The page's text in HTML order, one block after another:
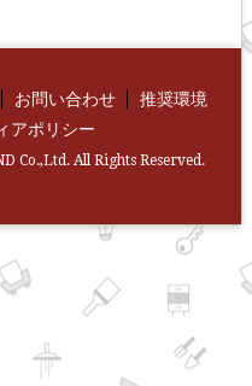
お問い合わせ
推奨環境
アポリシー
Co.,Ltd. All Rights Reserved.